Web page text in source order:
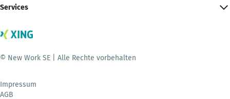
Services
© New Work SE | Alle Rechte vorbehalten
Impressum
AGB